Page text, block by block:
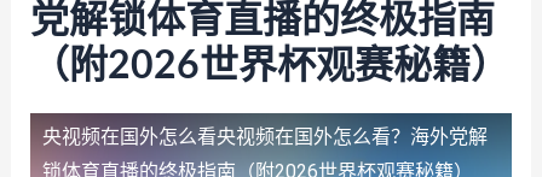
党解锁体育直播的终极指南
（附2026世界杯观赛秘籍）
央视频在国外怎么看央视频在国外怎么看？海外党解
锁体育直播的终极指南（附2026世界杯观赛秘籍）